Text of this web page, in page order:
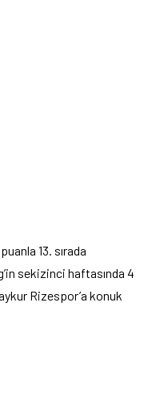
13. sırada
sekizinci haftasında 4
Rizespor’a konuk